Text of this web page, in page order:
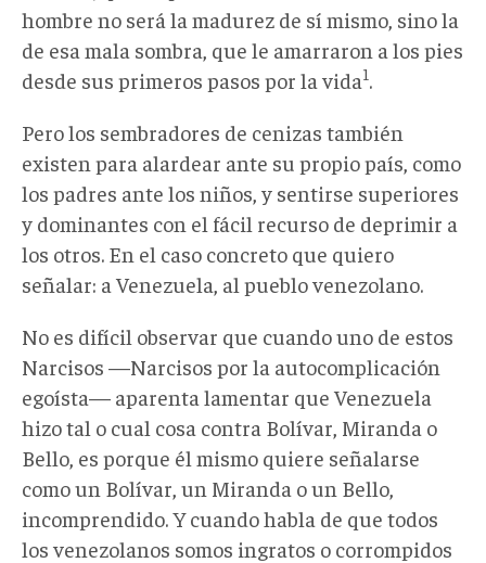
hombre no será la madurez de sí mismo, sino la
de esa mala sombra, que le amarraron a los pies
desde sus primeros pasos por la vida1.
Pero los sembradores de cenizas también
existen para alardear ante su propio país, como
los padres ante los niños, y sentirse superiores
y dominantes con el fácil recurso de deprimir a
los otros. En el caso concreto que quiero
señalar: a Venezuela, al pueblo venezolano.
No es difícil observar que cuando uno de estos
Narcisos —Narcisos por la autocomplicación
egoísta— aparenta lamentar que Venezuela
hizo tal o cual cosa contra Bolívar, Miranda o
Bello, es porque él mismo quiere señalarse
como un Bolívar, un Miranda o un Bello,
incomprendido. Y cuando habla de que todos
los venezolanos somos ingratos o corrompidos